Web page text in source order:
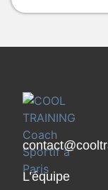
L’équipe